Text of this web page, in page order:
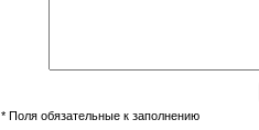
* Поля обязательные к заполнению